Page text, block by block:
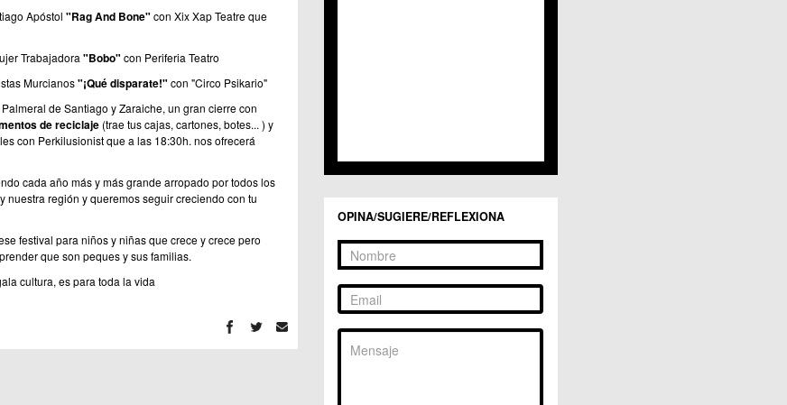
Apóstol "Rag And Bone" con Xix Xap Teatre que
Trabajadora "Bobo" con Periferia Teatro
Murcianos"¡Qué disparate!" con "Circo Psikario"
de Santiago y Zaraiche, un gran cierre con
de reciclaje(trae tus cajas, cartones, botes... ) y
con Perkilusionist que a las 18:30h. nos ofrecerá
cada año más y más grande arropado por todos los
nuestra región y queremos seguir creciendo con tu
festival para niños y niñas que crece y crece pero
que son peques y sus familias.
cultura, es para toda la vida
C.C. Zarandona
OPINA/SUGIERE/REFLEXIONA